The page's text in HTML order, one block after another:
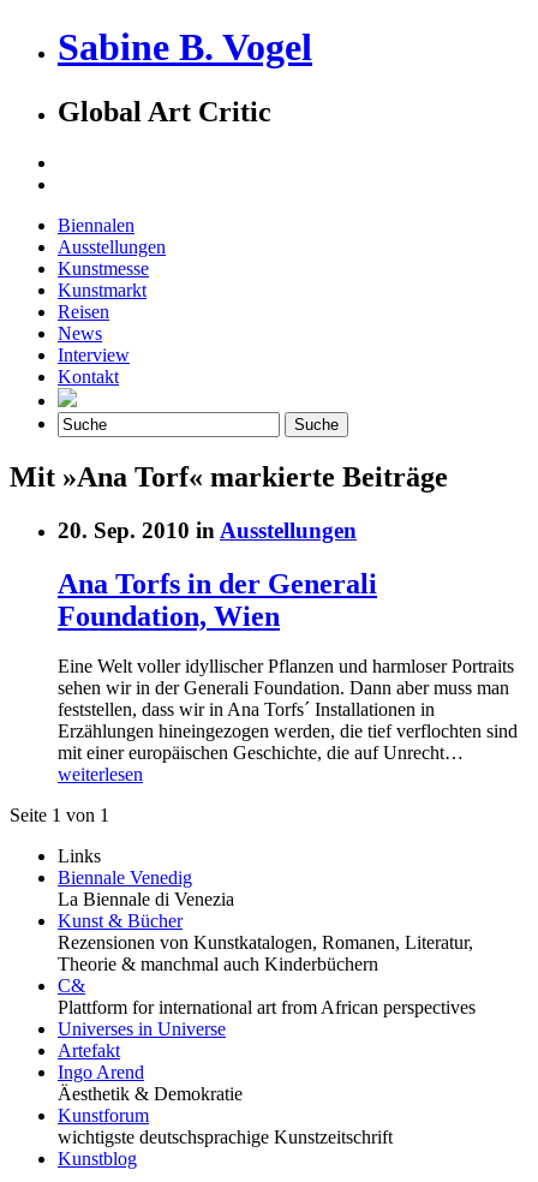
Sabine B. Vogel
Global Art Critic
Biennalen
Ausstellungen
Kunstmesse
Kunstmarkt
Reisen
News
Interview
Kontakt
Mit »Ana Torf« markierte Beiträge
20. Sep. 2010 in Ausstellungen
Ana Torfs in der Generali
Foundation, Wien
Eine Welt voller idyllischer Pflanzen und harmloser Portraits
sehen wir in der Generali Foundation. Dann aber muss man
feststellen, dass wir in Ana Torfs´ Installationen in
Erzählungen hineingezogen werden, die tief verflochten sind
mit einer europäischen Geschichte, die auf Unrecht…
weiterlesen
Seite 1 von 1
Links
Biennale Venedig
La Biennale di Venezia
Kunst & Bücher
Rezensionen von Kunstkatalogen, Romanen, Literatur,
Theorie & manchmal auch Kinderbüchern
C&
Plattform for international art from African perspectives
Universes in Universe
Artefakt
Ingo Arend
Äesthetik & Demokratie
Kunstforum
wichtigste deutschsprachige Kunstzeitschrift
Kunstblog